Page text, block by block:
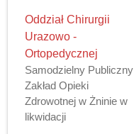
Oddział Chirurgii
Urazowo -
Ortopedycznej
Samodzielny Publiczny
Zakład Opieki
Zdrowotnej w Żninie w
likwidacji